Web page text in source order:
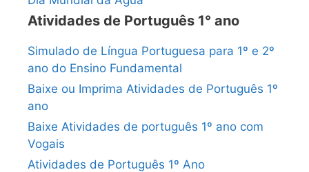
Atividades de Português 1° ano
Simulado de Língua Portuguesa para 1º e 2º
ano do Ensino Fundamental
Baixe ou Imprima Atividades de Português 1º
ano
Baixe Atividades de português 1º ano com
Vogais
Atividades de Português 1º Ano